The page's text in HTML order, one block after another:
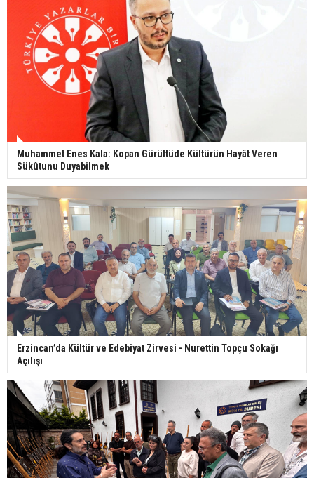
Muhammet Enes Kala: Kopan Gürültüde Kültürün Hayât Veren
Sükûtunu Duyabilmek
Erzincan’da Kültür ve Edebiyat Zirvesi - Nurettin Topçu Sokağı
Açılışı